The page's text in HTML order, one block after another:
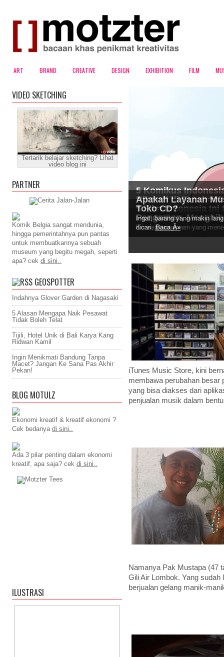
ART BRAND CREATIVE DESIGN EXHIBITION FILM
5 Komikus
Nikmati di Facebook
Buat kamu yang suka sekali
memberikan rekomendasi 5
Baca Â»
5 Film Indonesia Ini
Perubahan
Semoga beberapa dari film
Pengamen,
Konsep pengamen yang
Apakah Layanan
Toko CD?
Ingat, barang yang makin
dicari.Baca Â»
iTunes Music Store, kini
membawa perubahan besar
yang bisa diakses dari
penjualan musik dalam
Namanya Pak Mustapa (47
Gili Air Lombok. Yang
berjualan gelang manik-
VIDEO SKETCHING
Tertarik belajar sketching? Lihat
video blog ini
PARTNER
Komik Belgia sangat mendunia,
hingga pemerintahnya pun pantas
untuk membuatkannya sebuah
museum yang begitu megah, seperti
apa? cek di sini..
GEOSPOTTER
Indahnya Glover Garden di Nagasaki
5 Alasan Mengapa Naik Pesawat
Tidak Boleh Telat
Tijili, Hotel Unik di Bali Karya Kang
Ridwan Kamil
Ingin Menikmati Bandung Tanpa
Macet? Jangan Ke Sana Pas Akhir
Pekan!
BLOG MOTULZ
Ekonomi kreatif & kreatif ekonomi ?
Cek bedanya di sini..
Ada 3 pilar penting dalam ekonomi
kreatif, apa saja? cek di sini..
ILUSTRASI